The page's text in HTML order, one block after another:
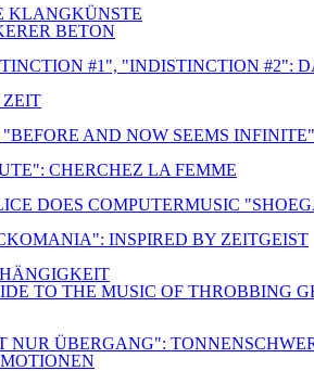
KLANGKÜNSTE
BETON
#1", "INDISTINCTION #2":
AND NOW SEEMS
CHERCHEZ LA FEMME
DOES COMPUTERMUSIC
INSPIRED BY ZEITGEIST
TO THE MUSIC OF THROBBING
ÜBERGANG":